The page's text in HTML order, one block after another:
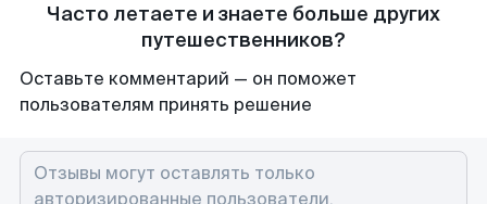
Часто летаете и знаете больше других
путешественников?
Оставьте комментарий — он поможет
пользователям принять решение